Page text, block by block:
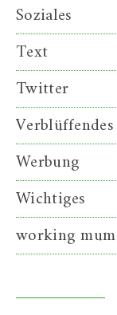
Soziales
Text
Twitter
Verblüffendes
Werbung
Wichtiges
working mum